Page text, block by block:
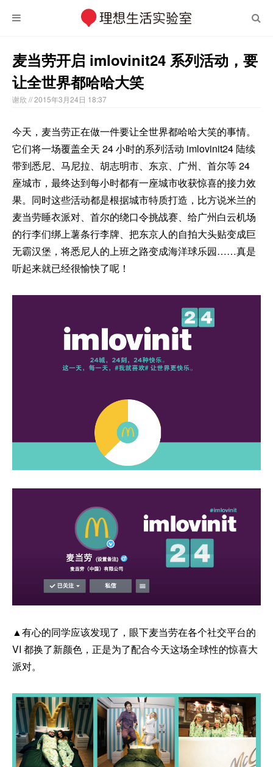
麦当劳开启 imlovinit24 系列活动，要
让全世界都哈哈大笑
谢欣 // 2015年3月24日 18:37
今天，麦当劳正在做一件要让全世界都哈哈大笑的事情。
它们将一场覆盖全天 24 小时的系列活动 imlovinit24 陆续
带到悉尼、马尼拉、胡志明市、东京、广州、首尔等 24
座城市，最终达到每小时都有一座城市收获惊喜的接力效
果。同时这些活动都是根据城市特质打造，比方说米兰的
麦当劳睡衣派对、首尔的绕口令挑战赛、给广州白云机场
的行李们绑上薯条行李牌、把东京人的自拍大头贴变成巨
无霸汉堡，将悉尼人的上班之路变成海洋球乐园……真是
听起来就已经很愉快了呢！
▲有心的同学应该发现了，眼下麦当劳在各个社交平台的
VI 都换了新颜色，正是为了配合今天这场全球性的惊喜大
派对。